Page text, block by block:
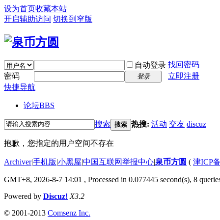
设为首页收藏本站
开启辅助访问 切换到窄版
自动登录 找回密码
密码
登录
立即注册
快捷导航
论坛BBS
搜索 搜索 热搜: 活动 交友 discuz
抱歉，您指定的用户空间不存在
Archiver|手机版|小黑屋|中国互联网举报中心|泉币方圆 ( 津ICP
GMT+8, 2026-8-7 14:01 , Processed in 0.077445 second(s), 8
Powered by Discuz! X3.2
© 2001-2013 Comsenz Inc.